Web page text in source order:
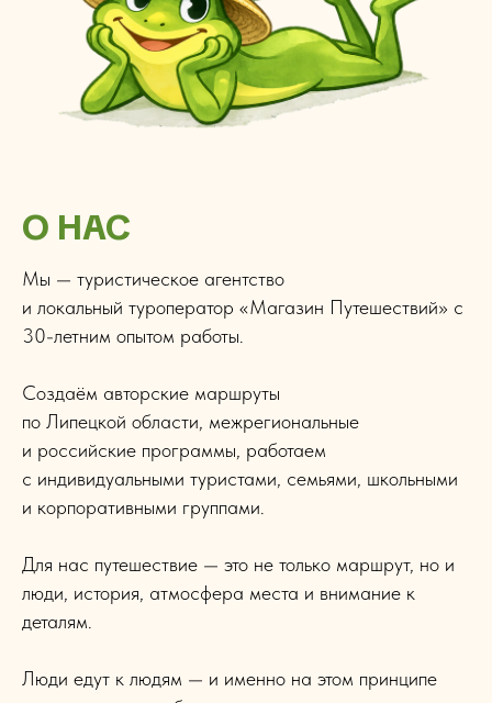
О НАС
Мы — туристическое агентство
и локальный туроператор «Магазин Путешествий» с
30-летним опытом работы.
Создаём авторские маршруты
по Липецкой области, межрегиональные
и российские программы, работаем
с индивидуальными туристами, семьями, школьными
и корпоративными группами.
Для нас путешествие — это не только маршрут, но и
люди, история, атмосфера места и внимание к
деталям.
Люди едут к людям — и именно на этом принципе